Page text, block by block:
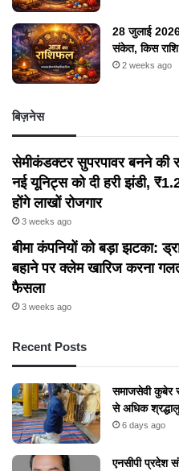
28 जुलाई 2026
संकेत, किस
2 weeks ago
बिज़नेस
सेमीकंडक्टर सुपरपावर बनने की
नई यूनिट्स को दी हरी झंडी,
होंगे लाखों रोजगार
3 weeks ago
बीमा कंपनियों को बड़ा झटका:
बहाने पर क्लेम खारिज करना
फैसला
3 weeks ago
Recent Posts
समाजसेवी कुबेर
से अधिक
6 days ago
एनसीपी प्रदेश